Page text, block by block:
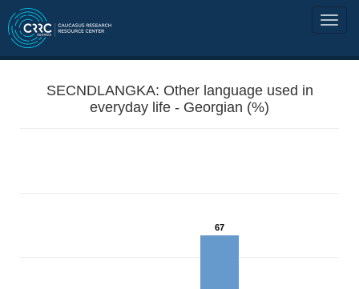
SECNDLANGKA: Other language used in
everyday life - Georgian (%)
67